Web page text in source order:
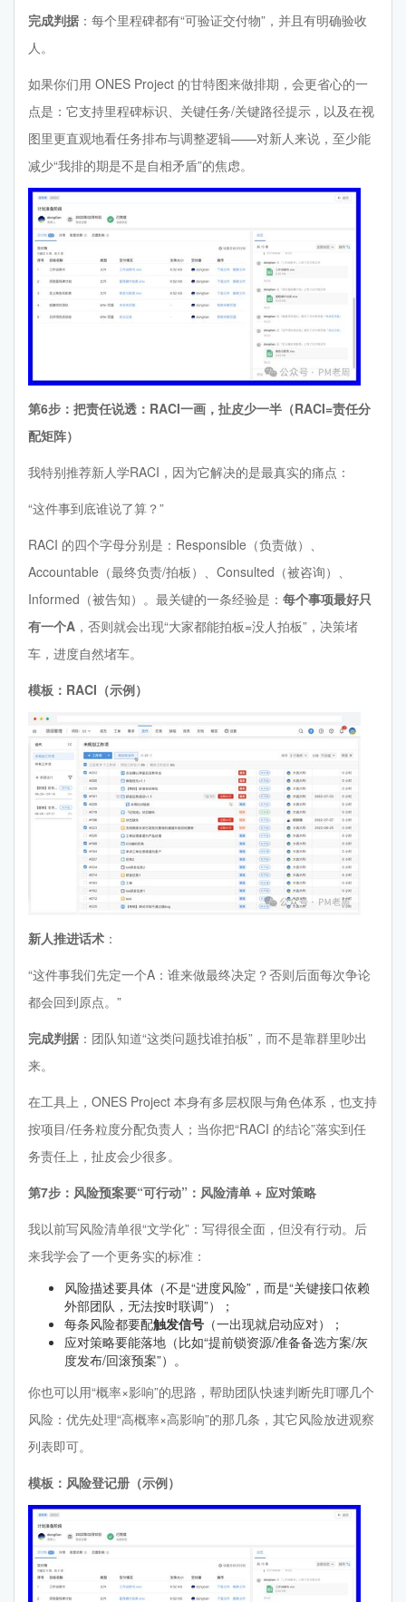
完成判据 ：每个里程碑都有“可验证交付物”，并且有明确验收
人。
如果你们用 ONES Project 的甘特图来做排期，会更省心的一
点是：它支持里程碑标识、关键任务/关键路径提示，以及在视
图里更直观地看任务排布与调整逻辑——对新人来说，至少能
减少“我排的期是不是自相矛盾”的焦虑。
第6步：把责任说透：RACI一画，扯皮少一半（RACI=责任分
配矩阵）
我特别推荐新人学RACI，因为它解决的是最真实的痛点：
“这件事到底谁说了算？”
RACI 的四个字母分别是：Responsible（负责做）、
Accountable（最终负责/拍板）、Consulted（被咨询）、
Informed（被告知）。最关键的一条经验是： 每个事项最好只
有一个A ，否则就会出现“大家都能拍板=没人拍板”，决策堵
车，进度自然堵车。
模板：RACI（示例）
新人推进话术 ：
“这件事我们先定一个A：谁来做最终决定？否则后面每次争论
都会回到原点。”
完成判据 ：团队知道“这类问题找谁拍板”，而不是靠群里吵出
来。
在工具上，ONES Project 本身有多层权限与角色体系，也支持
按项目/任务粒度分配负责人；当你把“RACI 的结论”落实到任
务责任上，扯皮会少很多。
第7步：风险预案要“可行动”：风险清单 + 应对策略
我以前写风险清单很“文学化”：写得很全面，但没有行动。后
来我学会了一个更务实的标准：
风险描述要具体（不是“进度风险”，而是“关键接口依赖
外部团队，无法按时联调”）；
每条风险都要配触发信号 （一出现就启动应对）；
应对策略要能落地（比如“提前锁资源/准备备选方案/灰
度发布/回滚预案”）。
你也可以用“概率×影响”的思路，帮助团队快速判断先盯哪几个
风险：优先处理“高概率×高影响”的那几条，其它风险放进观察
列表即可。
模板：风险登记册（示例）